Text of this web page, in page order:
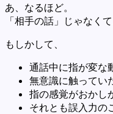
あ、なるほど。
「相手の話」じゃなくて
もしかして、
通話中に指が変な
無意識に触ってい
指の感覚がおかし
それとも誤入力の